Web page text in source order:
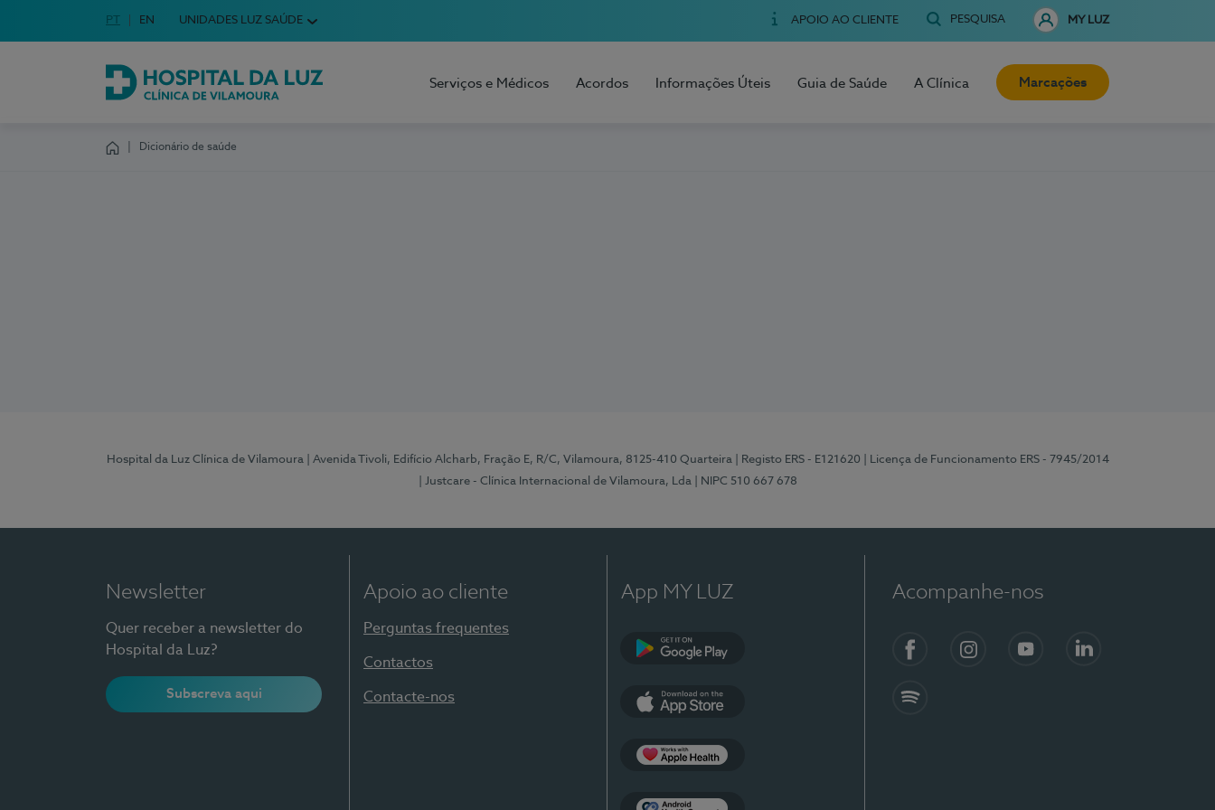
Escolha o seu idioma
Idioma em Português
PT English Language
EN UNIDADES LUZ SAÚDE APOIO AO CLIENTE PESQUISA MY LUZ
Hospital da Luz Clínica de Vilamoura
Serviços e Médicos Acordos Informações Úteis Guia de Saúde A Clínica Marcações
Dicionário de saúde
Hospital da Luz Clínica de Vilamoura | Avenida Tivoli, Edifício Alcharb, Fração E, R/C, Vilamoura, 8125-410 Quarteira | Registo ERS - E121620
| Licença de Funcionamento ERS - 7945/2014
| Justcare - Clínica Internacional de Vilamoura, Lda
| NIPC 510 667 678
Newsletter
Quer receber a newsletter do
Hospital da Luz?
Subscreva aqui
Apoio ao cliente
Perguntas frequentes
Contactos
Contacte-nos
App MY LUZ Acompanhe-nos